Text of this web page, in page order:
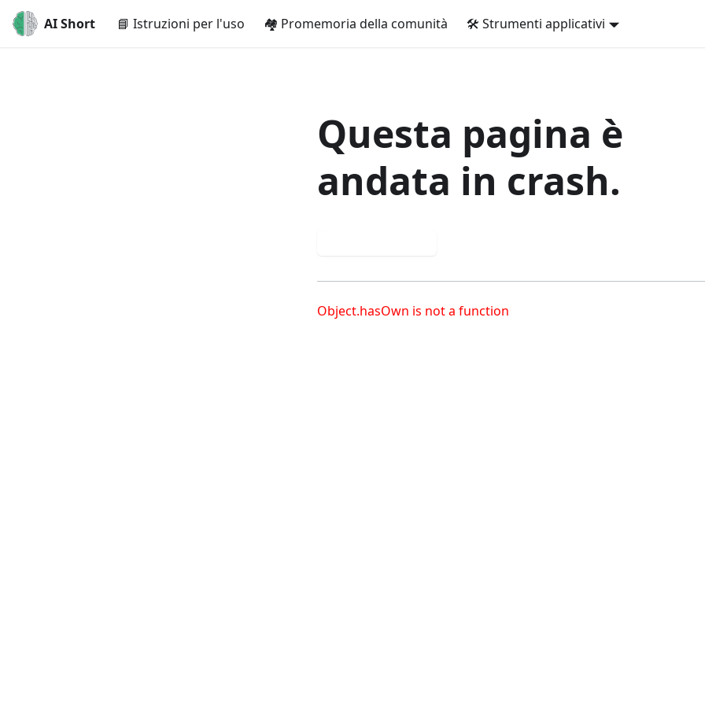
AI Short 📘 Istruzioni per l'uso 🏘️ Promemoria della comunità 🛠️ Strumenti applicativi
Questa pagina è
andata in crash.
Object.hasOwn is not a function